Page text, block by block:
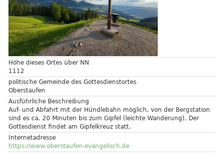
Höhe dieses Ortes über NN
1112
politische Gemeinde des Gottesdienstortes
Oberstaufen
Ausführliche Beschreibung
Auf- und Abfahrt mit der Hündlebahn möglich, von der Bergstation
sind es ca. 20 Minuten bis zum Gipfel (leichte Wanderung). Der
Gottesdienst findet am Gipfelkreuz statt.
Internetadresse
https://www.oberstaufen-evangelisch.de